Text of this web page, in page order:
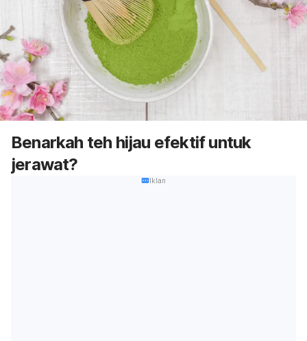
Benarkah teh hijau efektif untuk
jerawat?
Iklan